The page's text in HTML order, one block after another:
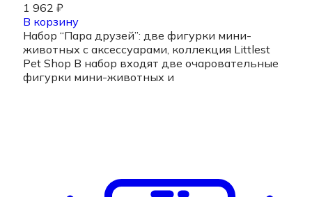
1 962 ₽
В корзину
Набор “Пара друзей”: две фигурки мини-
животных с аксессуарами, коллекция Littlest
Pet Shop В набор входят две очаровательные
фигурки мини-животных и